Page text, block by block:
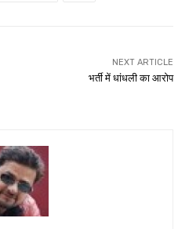
NEXT ARTICLE
भर्ती में धांधली का आरोप